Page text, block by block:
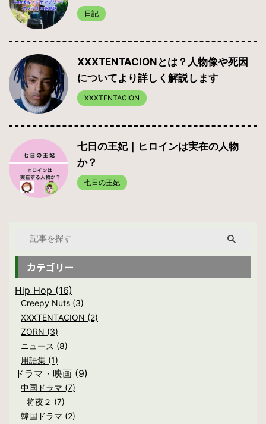
日記
XXXTENTACIONとは？人物像や死因
についてより詳しく解説します
XXXTENTACION
七日の王妃｜ヒロインは実在の人物
か？
七日の王妃
カテゴリー
Hip Hop (16)
Creepy Nuts (3)
XXXTENTACION (2)
ZORN (3)
ニュース (8)
用語集 (1)
ドラマ・映画 (9)
中国ドラマ (7)
将夜２ (7)
韓国ドラマ (2)